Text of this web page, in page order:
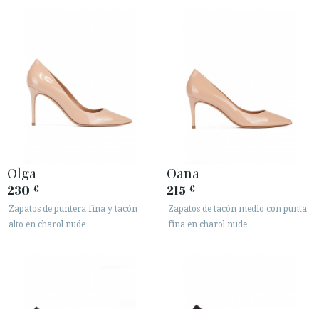
Olga
230 €
Zapatos de puntera fina y tacón
alto en charol nude
Oana
215 €
Zapatos de tacón medio con punta
fina en charol nude